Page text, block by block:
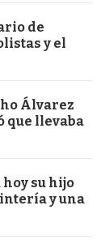
de
y el
Álvarez
que llevaba
su hijo
y una